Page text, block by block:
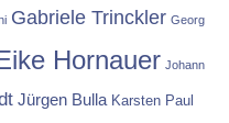
Gabriele Trinckler Georg
Hornauer Johann
Jürgen Bulla Karsten Paul